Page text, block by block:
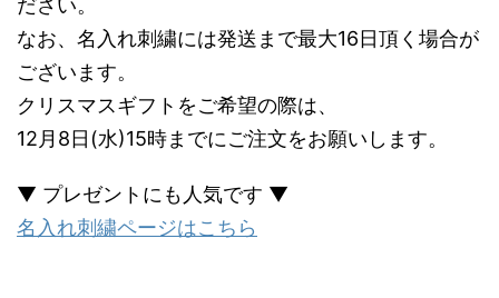
ださい。
なお、名入れ刺繍には発送まで最大16日頂く場合が
ございます。
クリスマスギフトをご希望の際は、
12月8日(水)15時までにご注文をお願いします。
▼ プレゼントにも人気です ▼
名入れ刺繍ページはこちら